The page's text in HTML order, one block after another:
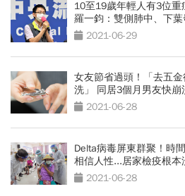
10至19歲年輕人有3位
羅一鈞：雙側肺中、下葉
2021-06-29
女友節省過頭！「去五
洗」 同居3個月男友快崩
2021-06-28
Delta病毒屏東群聚！時
相信人性...居家檢疫根本
2021-06-28